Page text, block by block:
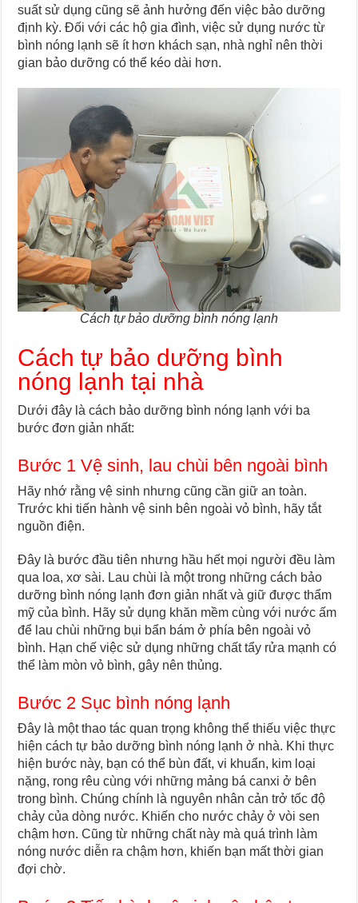
suất sử dụng cũng sẽ ảnh hưởng đến việc bảo dưỡng
định kỳ. Đối với các hộ gia đình, việc sử dụng nước từ
bình nóng lạnh sẽ ít hơn khách sạn, nhà nghỉ nên thời
gian bảo dưỡng có thể kéo dài hơn.
Cách tự bảo dưỡng bình nóng lạnh
Cách tự bảo dưỡng bình
nóng lạnh tại nhà
Dưới đây là cách bảo dưỡng bình nóng lạnh với ba
bước đơn giản nhất:
Bước 1 Vệ sinh, lau chùi bên ngoài bình
Hãy nhớ rằng vệ sinh nhưng cũng cần giữ an toàn.
Trước khi tiến hành vệ sinh bên ngoài vỏ bình, hãy tắt
nguồn điện.
Đây là bước đầu tiên nhưng hầu hết mọi người đều làm
qua loa, xơ sài. Lau chùi là một trong những cách bảo
dưỡng bình nóng lạnh đơn giản nhất và giữ được thẩm
mỹ của bình. Hãy sử dụng khăn mềm cùng với nước ấm
để lau chùi những bụi bẩn bám ở phía bên ngoài vỏ
bình. Hạn chế việc sử dụng những chất tẩy rửa mạnh có
thể làm mòn vỏ bình, gây nên thủng.
Bước 2 Sục bình nóng lạnh
Đây là một thao tác quan trọng không thể thiếu việc thực
hiện cách tự bảo dưỡng bình nóng lạnh ở nhà. Khi thực
hiện bước này, bạn có thể bùn đất, vi khuẩn, kim loại
nặng, rong rêu cùng với những mảng bá canxi ở bên
trong bình. Chúng chính là nguyên nhân cản trở tốc độ
chảy của dòng nước. Khiến cho nước chảy ở vòi sen
chậm hơn. Cũng từ những chất này mà quá trình làm
nóng nước diễn ra chậm hơn, khiến bạn mất thời gian
đợi chờ.